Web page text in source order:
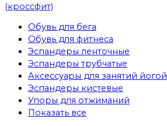
(кроссфит)
Обувь для бега
Обувь для фитнеса
Эспандеры ленточные
Эспандеры трубчатые
Аксессуары для занятий йогой
Эспандеры кистевые
Упоры для отжиманий
Показать все